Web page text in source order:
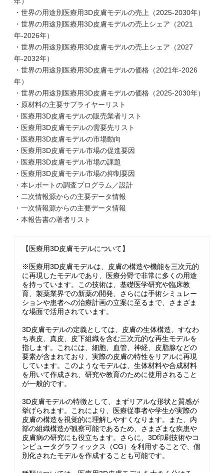
・世界の用途別医療用3D皮膚モデルの売上（2025-2030年）
・世界の用途別医療用3D皮膚モデルの売上シェア（2021
年-2026年）
・世界の用途別医療用3D皮膚モデルの売上シェア（2027
年-2032年）
・世界の用途別医療用3D皮膚モデルの価格（2021年-2026
年）
・世界の用途別医療用3D皮膚モデルの価格（2025-2030年）
・原材料の主要サプライヤーリスト
・医療用3D皮膚モデルの販売業者リスト
・医療用3D皮膚モデルの需要先リスト
・医療用3D皮膚モデルの市場動向
・医療用3D皮膚モデル市場の促進要因
・医療用3D皮膚モデル市場の課題
・医療用3D皮膚モデル市場の抑制要因
・本レポートの調査プログラム／設計
・二次情報源からの主要データ情報
・一次情報源からの主要データ情報
・本報告書の著者リスト
【医療用3D皮膚モデルについて】
※医療用3D皮膚モデルは、皮膚の構造や機能を三次元的
に再現したモデルであり、医療分野で非常に多くの用途
を持っています。この技術は、基礎医学研究や臨床教
育、製薬業界での新薬の開発、さらには手術シミュレー
ションや患者への治療計画の立案に至るまで、さまざま
な場面で活用されています。
3D皮膚モデルの定義としては、皮膚の生体構造、すなわ
ち表皮、真皮、皮下組織を含む三次元的な再生モデルを
指します。これには、細胞、血管、神経、皮脂腺などの
要素が含まれており、実際の皮膚の特性をリアルに再現
しています。このようなモデルは、生体材料や合成材料
を用いて作成され、研究や教育のために使用されること
が一般的です。
3D皮膚モデルの特徴として、まずリアルな形状と質感が
挙げられます。これにより、医療従事者や学生が実際の
皮膚の構造を視覚的に理解しやすくなります。また、内
部の組織構造が観察可能であるため、さまざまな疾患や
皮膚病の研究にも役立ちます。さらに、3D印刷技術やコ
ンピュータグラフィックス（CG）を利用することで、個
別化されたモデルを作成することも可能です。